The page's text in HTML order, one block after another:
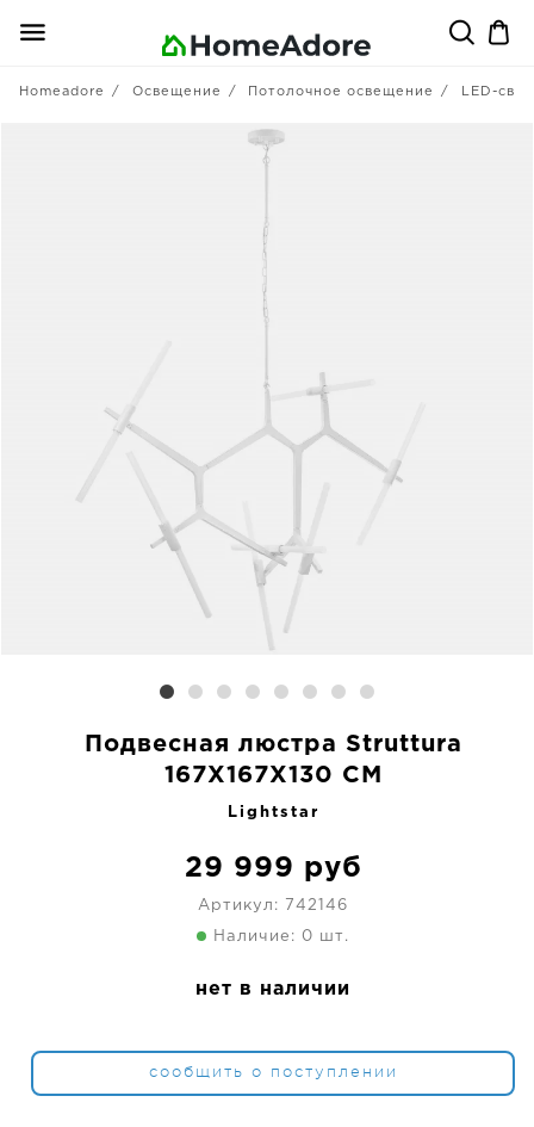
Homeadore Освещение Потолочное освещение LED-
Подвесная люстра Struttura
167X167X130 CM
Lightstar
29 999 руб
Артикул: 742146
Наличие: 0 шт.
нет в наличии
сообщить о поступлении